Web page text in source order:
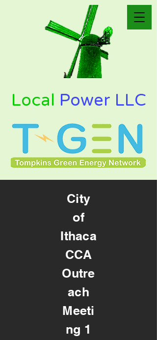
Local Power LLC
City
of
Ithaca
CCA
Outre
ach
Meeti
ng 1